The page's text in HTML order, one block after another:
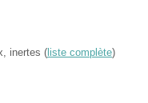
inertes ( liste complète)